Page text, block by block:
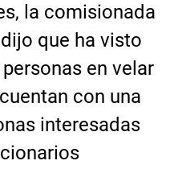
la comisionada
que ha visto
en velar
con una
interesadas